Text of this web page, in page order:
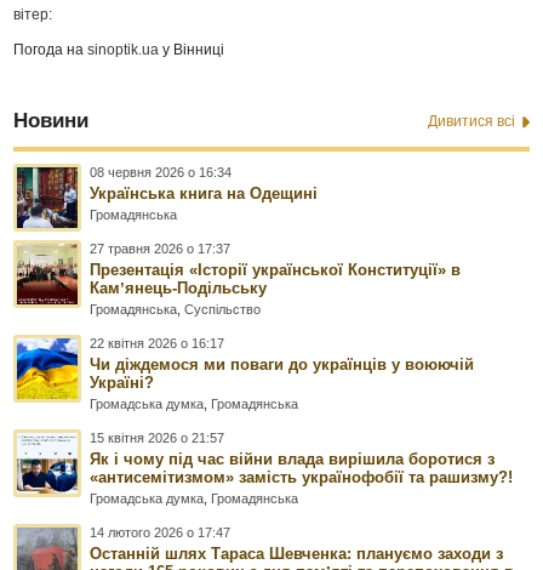
вітер:
Погода наsinoptik.ua у Вінниці
Новини Дивитися всі
08 червня 2026 о 16:34
Українська книга на Одещині
Громадянська
27 травня 2026 о 17:37
Презентація «Історії української Конституції» в
Камʼянець-Подільську
Громадянська ,Суспільство
22 квітня 2026 о 16:17
Чи діждемося ми поваги до українців у воюючій
Україні?
Громадська думка Громадянська
15 квітня 2026 о 21:57
Як і чому під час війни влада вирішила боротися з
«антисемітизмом» замість українофобії та рашизму?!
Громадська думка Громадянська
14 лютого 2026 о 17:47
Останній шлях Тараса Шевченка: плануємо заходи з